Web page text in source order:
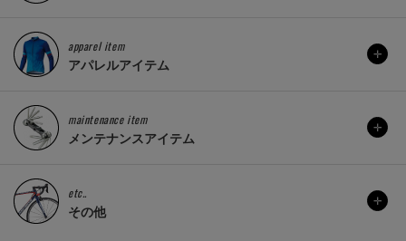
apparel item
アパレルアイテム
maintenance item
メンテナンスアイテム
etc..
その他